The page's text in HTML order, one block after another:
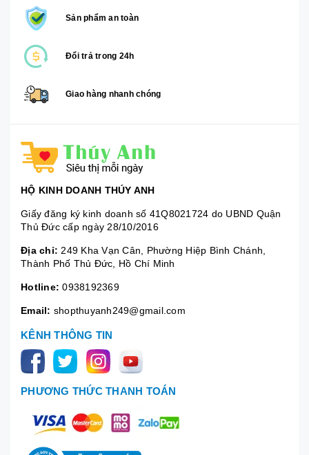
Sản phẩm an toàn
Đổi trả trong 24h
Giao hàng nhanh chóng
HỘ KINH DOANH THÚY ANH
Giấy đăng ký kinh doanh số 41Q8021724 do UBND Quận
Thủ Đức cấp ngày 28/10/2016
Địa chỉ: 249 Kha Vạn Cân, Phường Hiệp Bình Chánh,
Thành Phố Thủ Đức, Hồ Chí Minh
Hotline: 0938192369
Email: shopthuyanh249@gmail.com
KÊNH THÔNG TIN
PHƯƠNG THỨC THANH TOÁN